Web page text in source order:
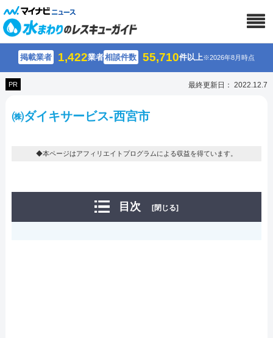
掲載業者 1,422業者相談件数 55,710件以上※2026年8月時点
PR 最終更新日： 2022.12.7
㈱ダイキサービス-西宮市
◆本ページはアフィリエイトプログラムによる収益を得ています。
目次 [閉じる]